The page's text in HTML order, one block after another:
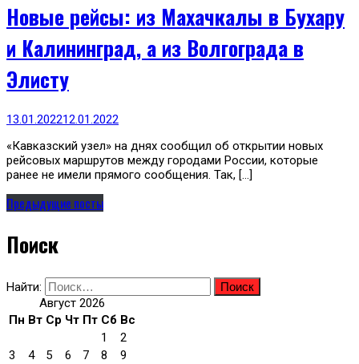
Новые рейсы: из Махачкалы в Бухару
и Калининград, а из Волгограда в
Элисту
13.01.202212.01.2022
«Кавказский узел» на днях сообщил об открытии новых
рейсовых маршрутов между городами России, которые
ранее не имели прямого сообщения. Так, […]
Предыдущие посты
Поиск
Найти:
Август 2026
Пн Вт Ср Чт Пт Сб Вс
1
2
3
4 5 6 7 8
9